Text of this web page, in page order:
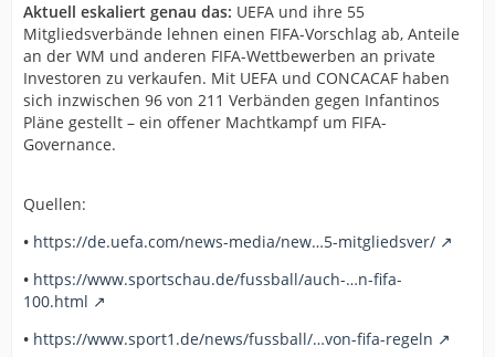
Aktuell eskaliert genau das: UEFA und ihre 55
Mitgliedsverbände lehnen einen FIFA-Vorschlag ab, Anteile
an der WM und anderen FIFA-Wettbewerben an private
Investoren zu verkaufen. Mit UEFA und CONCACAF haben
sich inzwischen 96 von 211 Verbänden gegen Infantinos
Pläne gestellt – ein offener Machtkampf um FIFA-
Governance.
Quellen:
• https://de.uefa.com/news-media/new…5-mitgliedsver/
• https://www.sportschau.de/fussball/auch-…n-fifa-
100.html
• https://www.sport1.de/news/fussball/…von-fifa-regeln